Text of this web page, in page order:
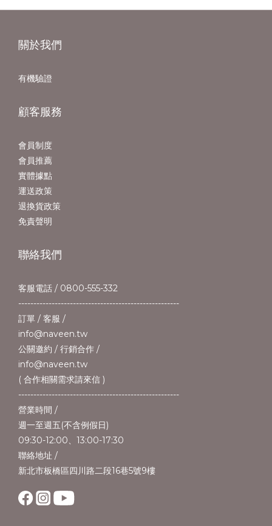
關於我們
有機驗證
顧客服務
會員制度
會員推薦
實體據點
運送政策
退換貨政策
免責聲明
聯絡我們
客服電話 / 0800-555-332
-----------------------------------------------------
訂單 / 客服 /
info@naveen.tw
公關邀約 / 行銷合作 /
info@naveen.tw
( 合作相關需求請來信 )
-----------------------------------------------------
營業時間 /
週一至週五(不含例假日)
09:30-12:00、13:00-17:30
聯絡地址 /
新北市板橋區四川路二段16巷5號9樓